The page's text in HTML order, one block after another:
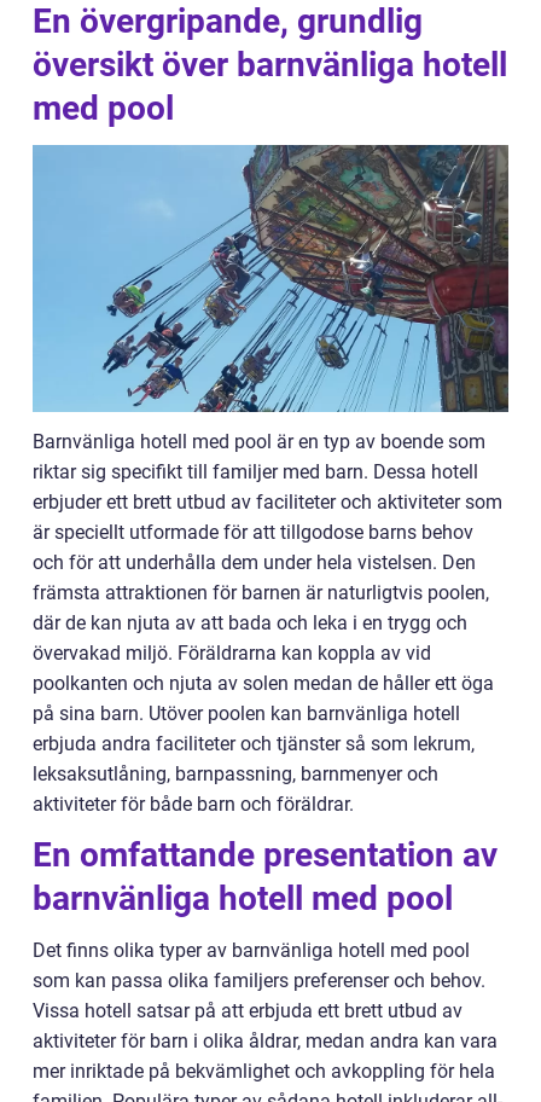
En övergripande, grundlig
översikt över barnvänliga hotell
med pool
Barnvänliga hotell med pool är en typ av boende som
riktar sig specifikt till familjer med barn. Dessa hotell
erbjuder ett brett utbud av faciliteter och aktiviteter som
är speciellt utformade för att tillgodose barns behov
och för att underhålla dem under hela vistelsen. Den
främsta attraktionen för barnen är naturligtvis poolen,
där de kan njuta av att bada och leka i en trygg och
övervakad miljö. Föräldrarna kan koppla av vid
poolkanten och njuta av solen medan de håller ett öga
på sina barn. Utöver poolen kan barnvänliga hotell
erbjuda andra faciliteter och tjänster så som lekrum,
leksaksutlåning, barnpassning, barnmenyer och
aktiviteter för både barn och föräldrar.
En omfattande presentation av
barnvänliga hotell med pool
Det finns olika typer av barnvänliga hotell med pool
som kan passa olika familjers preferenser och behov.
Vissa hotell satsar på att erbjuda ett brett utbud av
aktiviteter för barn i olika åldrar, medan andra kan vara
mer inriktade på bekvämlighet och avkoppling för hela